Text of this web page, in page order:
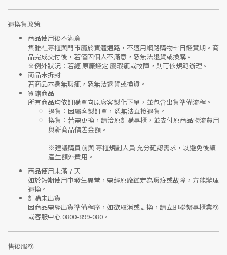
退換貨政策
商品使用後不滿意
集雅社專櫃與門市屬於實體通路，不適用網路購物七日鑑賞期 。商
品完成交付後，若僅因個人不滿意，恕無法退貨或換購。
※例外狀況：若經 原廠鑑定 屬瑕疵或故障，則可依規範辦理。
商品未拆封
若商品本身無瑕疵，恕無法退貨或換貨。
買錯商品
所有商品均依訂購單向原廠客製化下單 ，並包含出貨準備流程。
退貨 ：因屬客製訂單，恕無法直接退貨。
換貨 ：若需更換，請洽原訂購專櫃，並支付原商品物流費用
與新商品價差金額 。
※建議購買前與專櫃規劃人員 充分確認需求，以避免後續
產生額外費用。
商品使用未滿 7 天
如於短期使用中發生異常，需經原廠鑑定為瑕疵或故障，方能辦理
退換。
訂購未出貨
因商品需經出貨準備程序，如欲取消或更換，請立即聯繫專櫃業務
或客服中心 0800-899-080 。
售後服務